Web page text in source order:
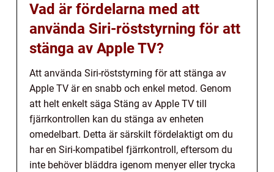
Vad är fördelarna med att
använda Siri-röststyrning för att
stänga av Apple TV?
Att använda Siri-röststyrning för att stänga av
Apple TV är en snabb och enkel metod. Genom
att helt enkelt säga Stäng av Apple TV till
fjärrkontrollen kan du stänga av enheten
omedelbart. Detta är särskilt fördelaktigt om du
har en Siri-kompatibel fjärrkontroll, eftersom du
inte behöver bläddra igenom menyer eller trycka